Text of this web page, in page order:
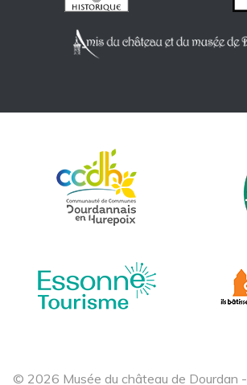
© 2026 Musée du château de Dourdan -